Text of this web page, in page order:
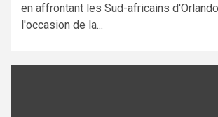
en affrontant les Sud-africains
l'occasion de la...